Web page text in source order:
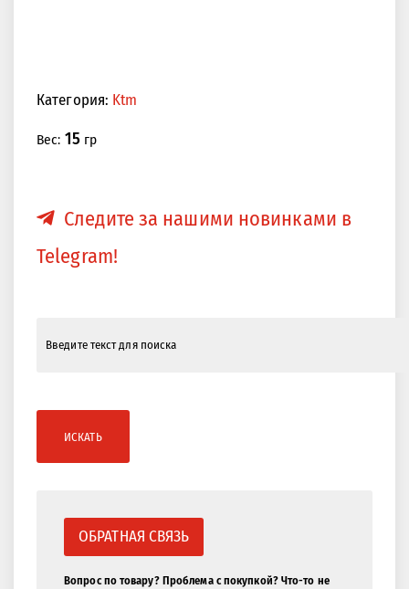
<< >>
Категория: Ktm
Вес: 15гр
Следите за нашими новинками в
Telegram!
ИСКАТЬ
ОБРАТНАЯ СВЯЗЬ
Вопрос по товару? Проблема с покупкой? Что-то не